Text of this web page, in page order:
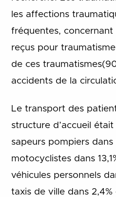
les affections
fréquentes, concernant
reçus pour
de ces
accidents de la
Le transport des
structure d’accueil
sapeurs pompiers dans
motocyclistes dans
véhicules personnels
taxis de ville dans